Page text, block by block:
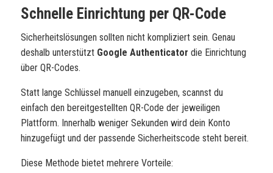
Schnelle Einrichtung per QR-Code
Sicherheitslösungen sollten nicht kompliziert sein. Genau
deshalb unterstützt Google Authenticator die Einrichtung
über QR-Codes.
Statt lange Schlüssel manuell einzugeben, scannst du
einfach den bereitgestellten QR-Code der jeweiligen
Plattform. Innerhalb weniger Sekunden wird dein Konto
hinzugefügt und der passende Sicherheitscode steht bereit.
Diese Methode bietet mehrere Vorteile: